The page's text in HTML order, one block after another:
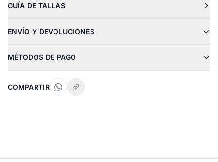
GUÍA DE TALLAS
ENVÍO Y DEVOLUCIONES
MÉTODOS DE PAGO
COMPARTIR